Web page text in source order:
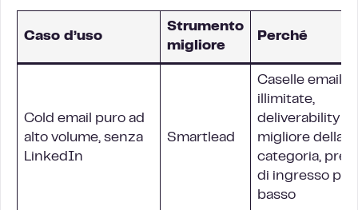
Caso d’uso
Strumento
migliore
Perché
Cold email puro ad
alto volume, senza
LinkedIn
Smartlead
Caselle email
illimitate,
deliverability
migliore della
categoria,
di ingresso più
basso